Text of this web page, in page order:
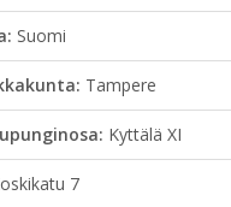
Suomi
Tampere
Kyttälä XI
7